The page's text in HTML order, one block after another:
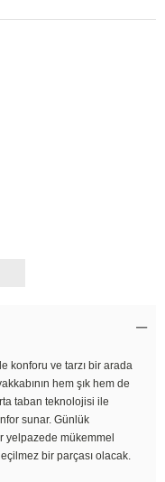
konforu ve tarzı bir arada
hem şık hem de
taban teknolojisi ile
sunar. Günlük
yelpazede mükemmel
bir parçası olacak.